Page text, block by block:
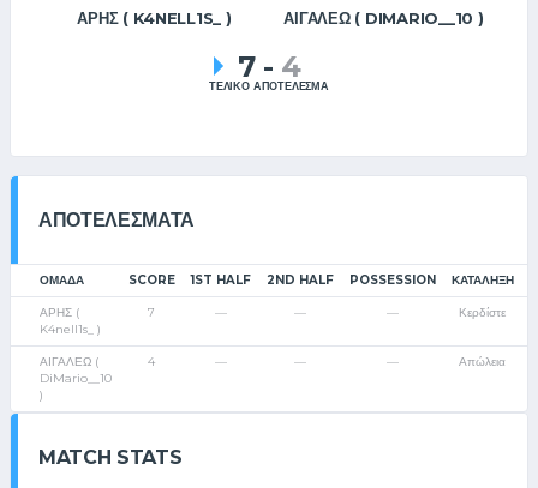
ΑΡΗΣ ( K4NELL1S_ ) ΑΙΓΑΛΕΩ ( DIMARIO__10 )
7 - 4
ΤΕΛΙΚΟ ΑΠΟΤΕΛΕΣΜΑ
ΑΠΟΤΕΛΈΣΜΑΤΑ
ΟΜΑΔΑ SCORE 1ST HALF 2ND HALF POSSESSION ΚΑΤΆΛΗΞΗ
ΑΡΗΣ (
K4nell1s_ )
7 — — — Κερδίστε
ΑΙΓΑΛΕΩ (
DiMario__10
)
4 — — — Απώλεια
MATCH STATS